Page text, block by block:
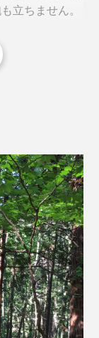
立ちません。
で歯のザラザ
のに、歯垢が
めた時。就寝
バついていな
す。